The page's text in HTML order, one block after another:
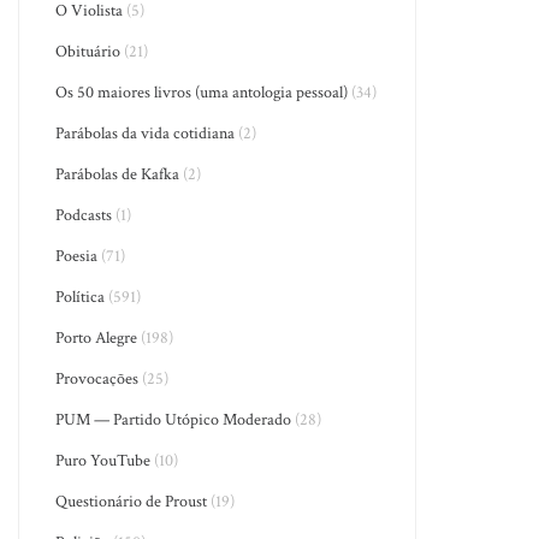
O Violista (5)
Obituário (21)
Os 50 maiores livros (uma antologia pessoal) (34)
Parábolas da vida cotidiana (2)
Parábolas de Kafka (2)
Podcasts (1)
Poesia (71)
Política (591)
Porto Alegre (198)
Provocações (25)
PUM — Partido Utópico Moderado (28)
Puro YouTube (10)
Questionário de Proust (19)